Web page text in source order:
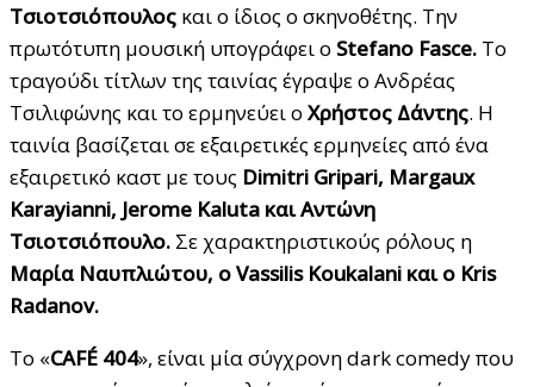
Τσιοτσιόπουλος και ο ίδιος ο σκηνοθέτης. Την
πρωτότυπη μουσική υπογράφει ο Stefano Fasce. Το
τραγούδι τίτλων της ταινίας έγραψε ο Ανδρέας
Τσιλιφώνης και το ερμηνεύει ο Χρήστος Δάντης. Η
ταινία βασίζεται σε εξαιρετικές ερμηνείες από ένα
εξαιρετικό καστ με τους Dimitri Gripari, Margaux
Karayianni, Jerome Kaluta και Αντώνη
Τσιοτσιόπουλο. Σε χαρακτηριστικούς ρόλους η
Μαρία Ναυπλιώτου, ο Vassilis Koukalani και ο Kris
Radanov.
Το «CAFÉ 404», είναι μία σύγχρονη dark comedy που